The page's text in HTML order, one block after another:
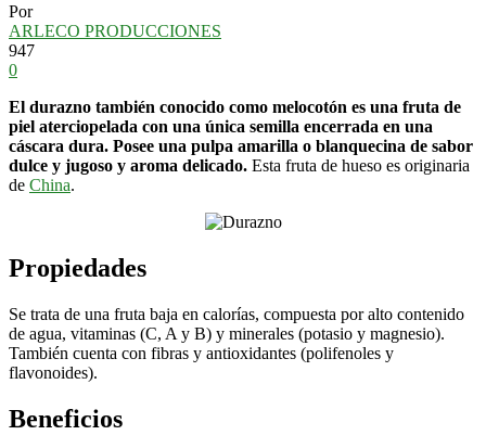
Por
ARLECO PRODUCCIONES
947
0
El durazno también conocido como melocotón es una fruta de
piel aterciopelada con una única semilla encerrada en una
cáscara dura. Posee una pulpa amarilla o blanquecina de sabor
dulce y jugoso y aroma delicado. Esta fruta de hueso es originaria
de China.
Propiedades
Se trata de una fruta baja en calorías, compuesta por alto contenido
de agua, vitaminas (C, A y B) y minerales (potasio y magnesio).
También cuenta con fibras y antioxidantes (polifenoles y
flavonoides).
Beneficios